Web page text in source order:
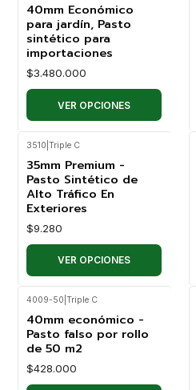
40mm Económico
para jardín, Pasto
sintético para
importaciones
$3.480.000
VER OPCIONES
3510 Triple C
35mm Premium -
Pasto Sintético de
Alto Tráfico En
Exteriores
$9.280
VER OPCIONES
4009-50 Triple C
40mm económico -
Pasto falso por rollo
de 50 m2
$428.000